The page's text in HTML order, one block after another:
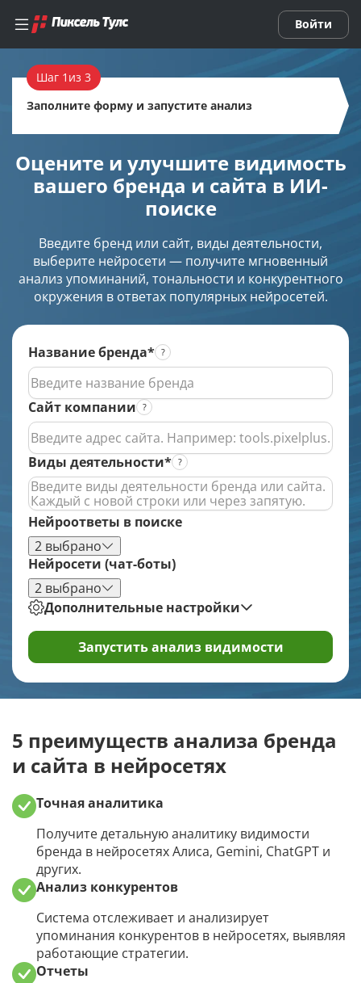
Список AI-проектов
Добавить AI-проект
Смотреть демо-AI-проект
Нейросети
ИИ-чат-бот (с диалогами)
ИИ-генератор изображений
ИИ-генератор аудио
ИИ-генератор видео
ИИ-генератор презентаций
ИИ-аудит юзабилити
ИИ-редактор изображений
Семантическое ядро
Комплексный анализ запросов
Группировка запросов по ТОПу
Детальный анализ запроса
Сбор частот и запросов из Яндекс Вордстат
Поисковые подсказки Яндекса
Поисковые подсказки Google
Парсинг подсказок YouTube
Подбор семантики для сайта или страницы
Войти
Шаг 1
Заполните форму и запустите анализ
Оцените и улучшите видимость
вашего бренда и сайта в ИИ-
поиске
Введите бренд или сайт, виды деятельности,
выберите нейросети — получите мгновенный
анализ упоминаний, тональности и конкурентного
окружения в ответах популярных нейросетей.
Название бренда*
Сайт компании
Виды деятельности*
Нейроответы в поиске
2 выбрано
Нейросети (чат-боты)
2 выбрано
Дополнительные настройки
Запустить анализ видимости
5 преимуществ анализа бренда
и сайта в нейросетях
Точная аналитика
Получите детальную аналитику видимости
бренда в нейросетях Алиса, Gemini, ChatGPT и
других.
Анализ конкурентов
Система отслеживает и анализирует
упоминания конкурентов в нейросетях, выявляя
работающие стратегии.
Отчеты